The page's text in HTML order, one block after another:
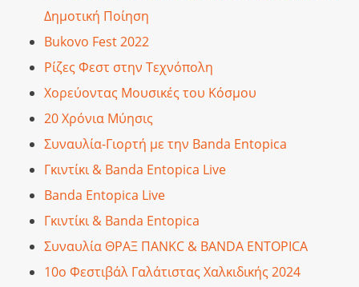
Δημοτική Ποίηση
Bukovo Fest 2022
Ρίζες Φεστ στην Τεχνόπολη
Χορεύοντας Μουσικές του Κόσμου
20 Χρόνια Μύησις
Συναυλία-Γιορτή με την Banda Entopica
Γκιντίκι & Banda Entopica Live
Banda Entopica Live
Γκιντίκι & Banda Entopica
Συναυλία ΘΡΑΞ ΠΑΝΚC & BANDA ENTOPICA
10ο Φεστιβάλ Γαλάτιστας Χαλκιδικής 2024